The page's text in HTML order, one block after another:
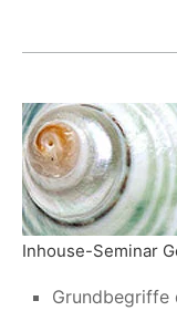
Inhouse-Seminar
Grundbegriffe